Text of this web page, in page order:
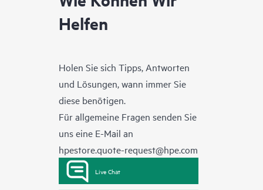
Helfen
Holen Sie sich Tipps, Antworten
und Lösungen, wann immer Sie
diese benötigen.
Für allgemeine Fragen senden Sie
uns eine E-Mail an
hpestore.quote-request@hpe.com
Live Chat